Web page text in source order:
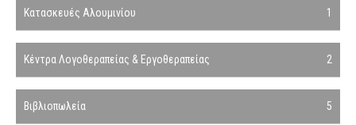
Κατασκευές Αλουμινίου 1
Κέντρα Λογοθεραπείας & Εργοθεραπείας 2
Βιβλιοπωλεία 5